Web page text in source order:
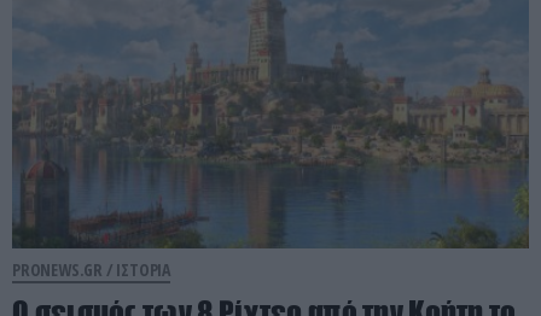
PRONEWS.GR / ΙΣΤΟΡΙΑ